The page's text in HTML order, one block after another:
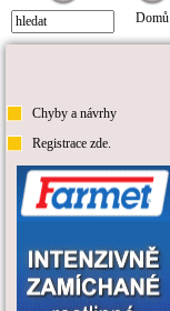
Domů
Chyby a návrhy
Registrace zde.